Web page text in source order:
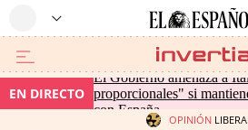
EN DIRECTO
El Gobierno amenaza a
proporcionales" si
con España
OPINIÓN